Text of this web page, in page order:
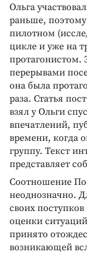
Ольга
раньше,
пилотном
цикле и уже на
протагонистом.
перерывами
она была
раза. Статья
взял у Ольги
впечатлений,
времени, когда
группу. Текст
представляет
Соотношение
неоднозначно.
своих
оценки
принято
возникающей